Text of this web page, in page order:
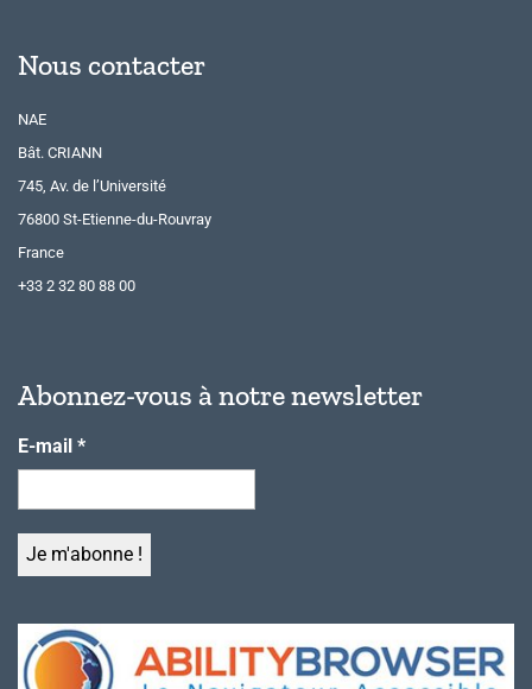
Nous contacter
NAE
Bât. CRIANN
745, Av. de l’Université
76800 St-Etienne-du-Rouvray
France
+33 2 32 80 88 00
Abonnez-vous à notre newsletter
E-mail *